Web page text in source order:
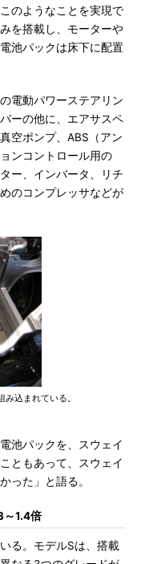
のようなことを実現で
を搭載し、モーターや
池パックは床下に配置
電動パワーステアリン
ーの他に、エアサスペ
空ポンプ、ABS（アン
ンコントロール用の
ー、インバータ、リチ
のコンプレッサなどが
み込まれている。
池パックを、スウェイ
ともあって、スウェイ
った」と語る。
～1.4倍
る。モデルSは、搭載